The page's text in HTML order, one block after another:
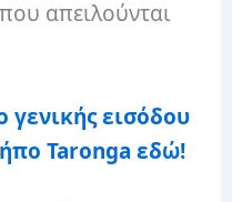
απειλούνται
γενικής εισόδου
Taronga εδώ!